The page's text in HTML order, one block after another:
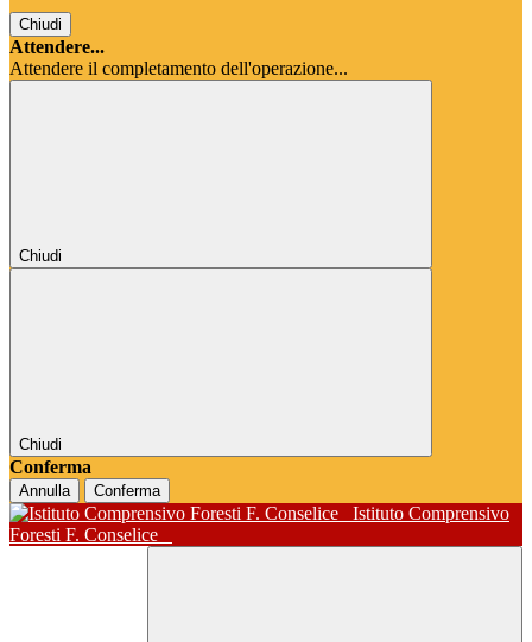
Chiudi
Attendere...
Attendere il completamento dell'operazione...
Chiudi
Chiudi
Conferma
Annulla Conferma
Istituto Comprensivo
Foresti F. Conselice